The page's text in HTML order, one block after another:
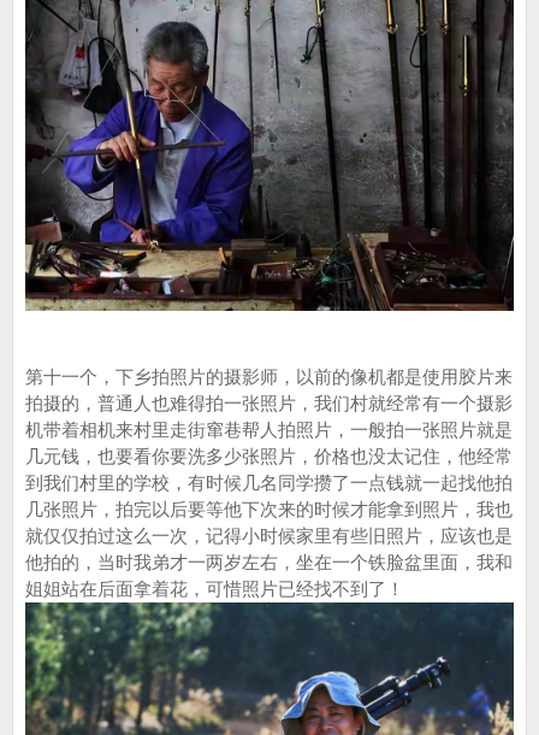
第十一个，下乡拍照片的摄影师，以前的像机都是使用胶片来
拍摄的，普通人也难得拍一张照片，我们村就经常有一个摄影
机带着相机来村里走街窜巷帮人拍照片，一般拍一张照片就是
几元钱，也要看你要洗多少张照片，价格也没太记住，他经常
到我们村里的学校，有时候几名同学攒了一点钱就一起找他拍
几张照片，拍完以后要等他下次来的时候才能拿到照片，我也
就仅仅拍过这么一次，记得小时候家里有些旧照片，应该也是
他拍的，当时我弟才一两岁左右，坐在一个铁脸盆里面，我和
姐姐站在后面拿着花，可惜照片已经找不到了！